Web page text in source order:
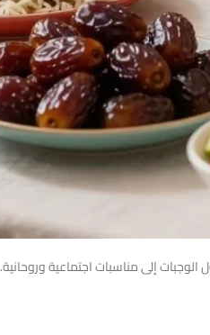
إلى مناسبات اجتماعية وروحانية.